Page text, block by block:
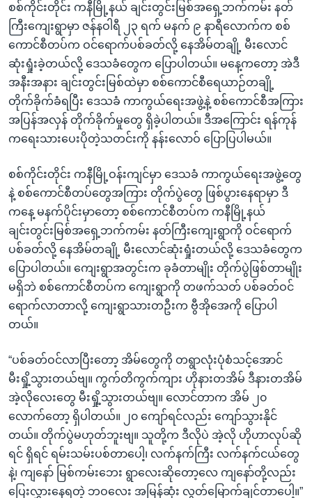
သို့
ကျော်
ရန်
စစ်ကိုင်းတိုင်း ကနီမြို့နယ် ချင်းတွင်းမြစ်အရှေ့ဘက်ကမ်း နတ်
ကြီးကျေးရွာမှာ ဇန်နဝါရီ ၂၃ ရက် မနက် ၉ နာရီလောက်က စစ်
ကောင်စီတပ်က ဝင်ရောက်ပစ်ခတ်လို့ နေအိမ်တချို့ မီးလောင်
ဆုံးရှုံးခဲ့တယ်လို့ ဒေသခံတွေက ပြောပါတယ်။ မနေ့ကတော့ အဲဒီ
အနီးအနား ချင်းတွင်းမြစ်ထဲမှာ စစ်ကောင်စီရေယာဉ်တချို့
တိုက်ခိုက်ခံရပြီး ဒေသခံ ကာကွယ်ရေးအဖွဲ့နဲ့ စစ်ကောင်စီအကြား
အပြန်အလှန် တိုက်ခိုက်မှုတွေ ရှိခဲ့ပါတယ်။ ဒီအကြောင်း ရန်ကုန်
ကရေးသားပေးပိုတဲ့သတင်းကို နန်းလောဝ် ပြောပြပါမယ်။
စစ်ကိုင်းတိုင်း ကနီမြို့ဝန်းကျင်မှာ ဒေသခံ ကာကွယ်ရေးအဖွဲ့တွေ
နဲ့ စစ်ကောင်စီတပ်တွေအကြား တိုက်ပွဲတွေ ဖြစ်ပွားနေရာမှာ ဒီ
ကနေ့ မနက်ပိုင်းမှာတော့ စစ်ကောင်စီတပ်က ကနီမြို့နယ်
ချင်းတွင်းမြစ်အရှေ့ဘက်ကမ်း နတ်ကြီးကျေးရွာကို ဝင်ရောက်
ပစ်ခတ်လို့ နေအိမ်တချို့ မီးလောင်ဆုံးရှုံးတယ်လို့ ဒေသခံတွေက
ပြောပါတယ်။ ကျေးရွာအတွင်းက ခုခံတာမျိုး တိုက်ပွဲဖြစ်တာမျိုး
မရှိဘဲ စစ်ကောင်စီတပ်က ကျေးရွာကို တဖက်သတ် ပစ်ခတ်ဝင်
ရောက်လာတာလို့ ကျေးရွာသားတဦးက ဗွီအိုအေကို ပြောပါ
တယ်။
“ပစ်ခတ်ဝင်လာပြီးတော့ အိမ်တွေကို တရွာလုံးပုံစံသင့်အောင်
မီးရှို့သွားတယ်ဗျ။ ကွက်တိကွက်ကျား ဟိုနားတအိမ် ဒီနားတအိမ်
အဲ့လိုလေးတွေ မီးရှို့သွားတယ်ဗျ။ လောင်တာက အိမ် ၂၀
လောက်တော့ ရှိပါတယ်။ ၂၀ ကျော်ရင်လည်း ကျော်သွားနိုင်
တယ်။ တိုက်ပွဲမဟုတ်ဘူးဗျ။ သူတို့က ဒီလိုပဲ အဲ့လို ဟိုဟာလုပ်ဆို
ရင် ရှိရင် ရမ်းသမ်းပစ်တာပေါ့၊ လက်နက်ကြီး လက်နက်ငယ်တွေ
နဲ့၊ ကျနော် မြစ်ကမ်းဘေး ရွာလေးဆိုတော့လေ ကျနော်တို့လည်း
ပြေးလွှားနေရတဲ့ ဘဝလေး အမြန်ဆုံး လွတ်မြောက်ချင်တာပေါ့။”